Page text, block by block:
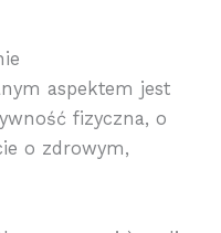
aspektem jest
fizyczna, o
o zdrowym,